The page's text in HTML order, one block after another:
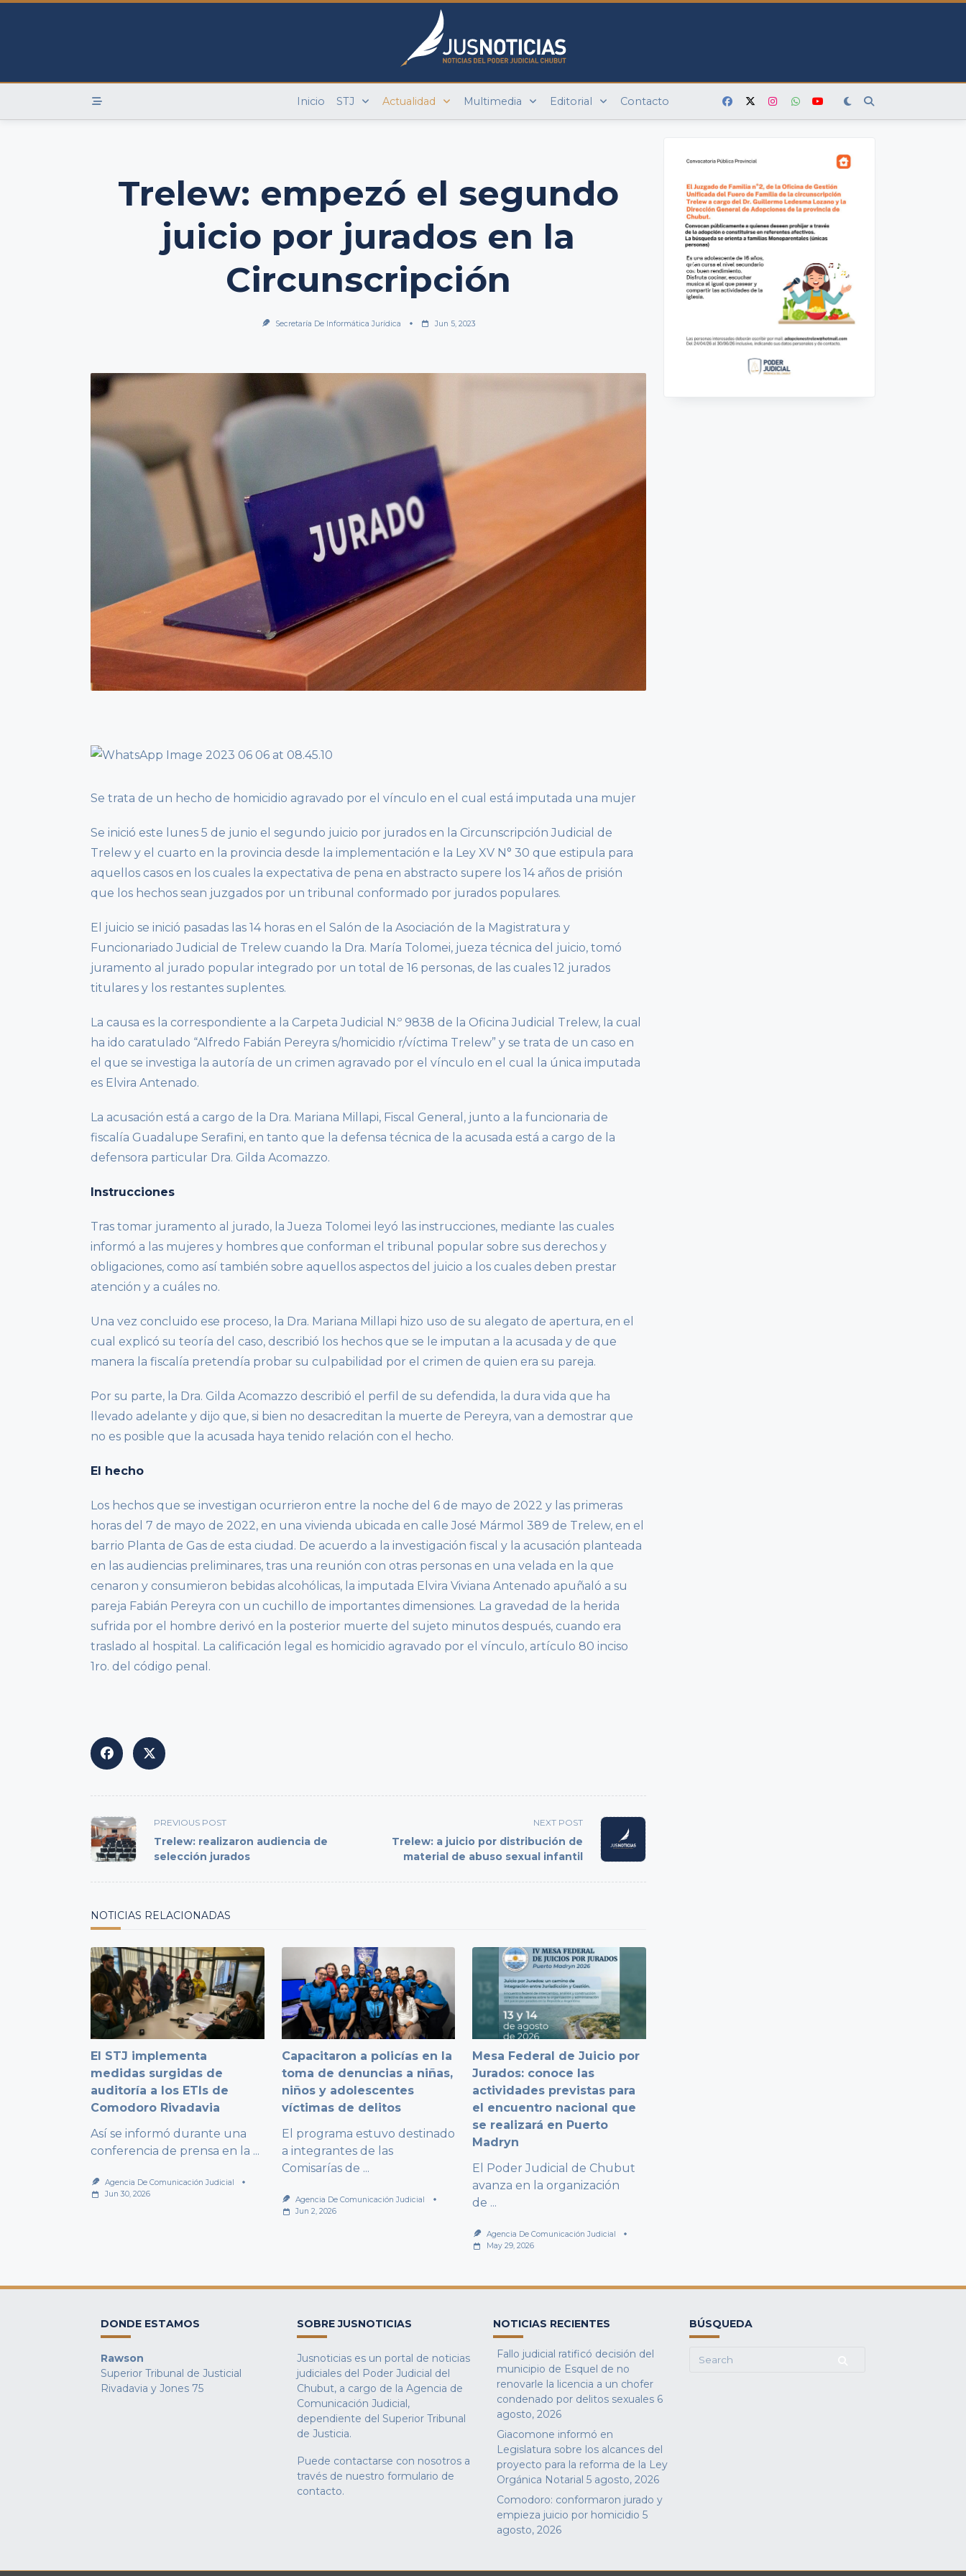
Skip
Inicio STJ Actualidad Multimedia Editorial Contacto
Trelew: empezó el segundo
juicio por jurados en la
Circunscripción
Secretaría De Informática Jurídica Jun 5, 2023
Se trata de un hecho de homicidio agravado por el vínculo en el cual está imputada una mujer
Se inició este lunes 5 de junio el segundo juicio por jurados en la Circunscripción Judicial de
Trelew y el cuarto en la provincia desde la implementación e la Ley XV N° 30 que estipula para
aquellos casos en los cuales la expectativa de pena en abstracto supere los 14 años de prisión
que los hechos sean juzgados por un tribunal conformado por jurados populares.
El juicio se inició pasadas las 14 horas en el Salón de la Asociación de la Magistratura y
Funcionariado Judicial de Trelew cuando la Dra. María Tolomei, jueza técnica del juicio, tomó
juramento al jurado popular integrado por un total de 16 personas, de las cuales 12 jurados
titulares y los restantes suplentes.
La causa es la correspondiente a la Carpeta Judicial N.º 9838 de la Oficina Judicial Trelew, la cual
ha ido caratulado “Alfredo Fabián Pereyra s/homicidio r/víctima Trelew” y se trata de un caso en
el que se investiga la autoría de un crimen agravado por el vínculo en el cual la única imputada
es Elvira Antenado.
La acusación está a cargo de la Dra. Mariana Millapi, Fiscal General, junto a la funcionaria de
fiscalía Guadalupe Serafini, en tanto que la defensa técnica de la acusada está a cargo de la
defensora particular Dra. Gilda Acomazzo.
Instrucciones
Tras tomar juramento al jurado, la Jueza Tolomei leyó las instrucciones, mediante las cuales
informó a las mujeres y hombres que conforman el tribunal popular sobre sus derechos y
obligaciones, como así también sobre aquellos aspectos del juicio a los cuales deben prestar
atención y a cuáles no.
Una vez concluido ese proceso, la Dra. Mariana Millapi hizo uso de su alegato de apertura, en el
cual explicó su teoría del caso, describió los hechos que se le imputan a la acusada y de que
manera la fiscalía pretendía probar su culpabilidad por el crimen de quien era su pareja.
Por su parte, la Dra. Gilda Acomazzo describió el perfil de su defendida, la dura vida que ha
llevado adelante y dijo que, si bien no desacreditan la muerte de Pereyra, van a demostrar que
no es posible que la acusada haya tenido relación con el hecho.
El hecho
Los hechos que se investigan ocurrieron entre la noche del 6 de mayo de 2022 y las primeras
horas del 7 de mayo de 2022, en una vivienda ubicada en calle José Mármol 389 de Trelew, en el
barrio Planta de Gas de esta ciudad. De acuerdo a la investigación fiscal y la acusación planteada
en las audiencias preliminares, tras una reunión con otras personas en una velada en la que
cenaron y consumieron bebidas alcohólicas, la imputada Elvira Viviana Antenado apuñaló a su
pareja Fabián Pereyra con un cuchillo de importantes dimensiones. La gravedad de la herida
sufrida por el hombre derivó en la posterior muerte del sujeto minutos después, cuando era
traslado al hospital. La calificación legal es homicidio agravado por el vínculo, artículo 80 inciso
1ro. del código penal.
<span
class="nav-
subtitle
PREVIOUS POST
Trelew: realizaron audiencia de
selección jurados
NEXT POST
Trelew: a juicio por distribución de
material de abuso sexual infantil
NOTICIAS RELACIONADAS
El STJ implementa
medidas surgidas de
auditoría a los ETIs de
Comodoro Rivadavia
Así se informó durante una
conferencia de prensa en la ...
Agencia De Comunicación Judicial
Jun 30, 2026
Capacitaron a policías en la
toma de denuncias a niñas,
niños y adolescentes
víctimas de delitos
El programa estuvo destinado
a integrantes de las
Comisarías de ...
Agencia De Comunicación Judicial
Jun 2, 2026
Mesa Federal de Juicio por
Jurados: conoce las
actividades previstas para
el encuentro nacional que
se realizará en Puerto
Madryn
El Poder Judicial de Chubut
avanza en la organización
de ...
Agencia De Comunicación Judicial
May 29, 2026
DONDE ESTAMOS
Rawson
Superior Tribunal de Justicial
Rivadavia y Jones 75
SOBRE JUSNOTICIAS
Jusnoticias es un portal de noticias
judiciales del Poder Judicial del
Chubut, a cargo de la Agencia de
Comunicación Judicial,
dependiente del Superior Tribunal
de Justicia.
Puede contactarse con nosotros a
través de nuestro formulario de
contacto.
NOTICIAS RECIENTES
Fallo judicial ratificó decisión del
municipio de Esquel de no
renovarle la licencia a un chofer
condenado por delitos sexuales 6
agosto, 2026
Giacomone informó en
Legislatura sobre los alcances del
proyecto para la reforma de la Ley
Orgánica Notarial 5 agosto, 2026
Comodoro: conformaron jurado y
empieza juicio por homicidio 5
agosto, 2026
BÚSQUEDA
Search